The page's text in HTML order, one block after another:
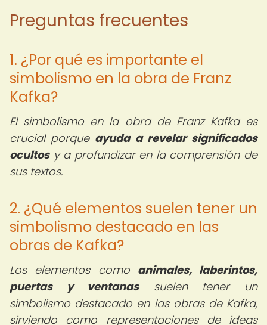
Preguntas frecuentes
1. ¿Por qué es importante el
simbolismo en la obra de Franz
Kafka?
El simbolismo en la obra de Franz Kafka es
crucial porque ayuda a revelar significados
ocultosy a profundizar en la comprensión de
sus textos.
2. ¿Qué elementos suelen tener un
simbolismo destacado en las
obras de Kafka?
Los elementos como animales, laberintos,
puertas y ventanassuelen tener un
simbolismo destacado en las obras de Kafka,
sirviendo como representaciones de ideas